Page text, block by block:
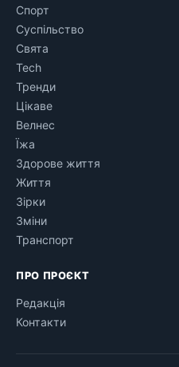
Спорт
Суспільство
Свята
Tech
Тренди
Цікаве
Велнес
Їжа
Здорове життя
Життя
Зірки
Зміни
Транспорт
ПРО ПРОЄКТ
Редакція
Контакти